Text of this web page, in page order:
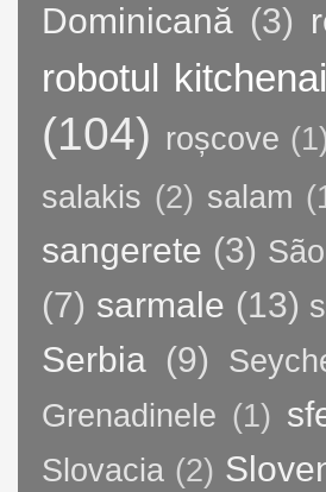
Dominicană (3)
robotul
(104) roșcove
salakis (2) salam
sangerete (3)
(7) sarmale (13)
Serbia (9)
Grenadinele (1)
Slovacia (2)